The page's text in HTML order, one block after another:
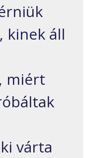
kinek áll
miért
várta